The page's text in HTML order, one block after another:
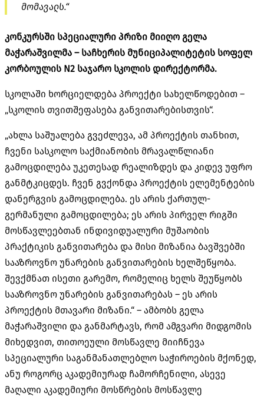
მომავალს.“
კონკურსში სპეციალური პრიზი მიიღო გელა
მაჭარაშვილმა – საჩხერის მუნიციპალიტეტის სოფელ
კორბოულის N2 საჯარო სკოლის დირექტორმა.
სკოლაში ხორციელდება პროექტი სახელწოდებით –
„სკოლის თვითშეფასება განვითარებისთვის“.
„ახლა საშუალება გვეძლევა, ამ პროექტის თანხით,
ჩვენი სასკოლო საქმიანობის მრავალწლიანი
გამოცდილება უკეთესად რეალიზდეს და კიდევ უფრო
განმტკიცდეს. ჩვენ გვქონდა პროექტის ელემენტების
დანერგვის გამოცდილება. ეს არის ქართულ-
გერმანული გამოცდილება; ეს არის პირველ რიგში
მოსწავლეებთან ინდივიდუალური მუშაობის
პრაქტიკის განვითარება და მისი მიზანია ბავშვებში
სააზროვნო უნარების განვითარების ხელშეწყობა.
შევქმნათ ისეთი გარემო, რომელიც ხელს შეუწყობს
სააზროვნო უნარების განვითარებას – ეს არის
პროექტის მთავარი მიზანი.“ – ამბობს გელა
მაჭარაშვილი და განმარტავს, რომ ამგვარი მიდგომის
მიხედვით, თითოეული მოსწავლე მიიჩნევა
სპეციალური საგანმანათლებლო საჭიროების მქონედ,
ანუ როგორც აკადემიურად ჩამორჩენილი, ასევე
მაღალი აკადემიური მოსწრების მოსწავლე